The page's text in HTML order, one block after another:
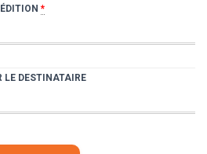
*
LE DESTINATAIRE